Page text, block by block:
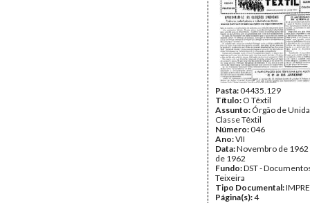
Pasta:04435.129
Título: O Têxtil
Assunto: Órgão de
Classe Têxtil
Número:046
Ano:VII
Data:Novembro de
de 1962
Fundo:DST -
Teixeira
Tipo Documental:
Página(s):4